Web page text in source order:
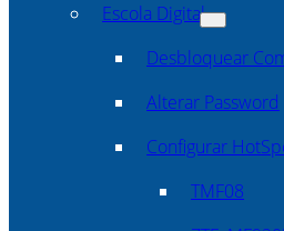
Escola Digital
Desbloquear
Alterar Password
Configurar
TMF08